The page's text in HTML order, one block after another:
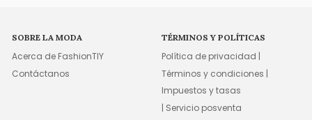
SOBRE LA MODA
Acerca de FashionTIY
Contáctanos
TÉRMINOS Y POLÍTICAS
Política de privacidad |
Términos y condiciones |
Impuestos y tasas
| Servicio posventa